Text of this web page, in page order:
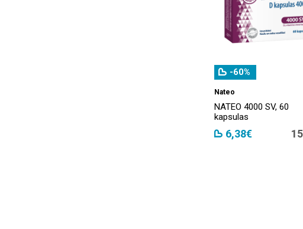
-60%
Nateo
NATEO 4000 SV, 60
kapsulas
6,38€